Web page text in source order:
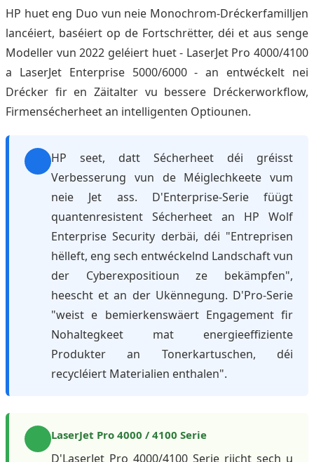
HP huet eng Duo vun neie Monochrom-Dréckerfamilljen
lancéiert, baséiert op de Fortschrëtter, déi et aus senge
Modeller vun 2022 geléiert huet - LaserJet Pro 4000/4100
a LaserJet Enterprise 5000/6000 - an entwéckelt nei
Drécker fir en Zäitalter vu bessere Dréckerworkflow,
Firmensécherheet an intelligenten Optiounen.
HP seet, datt Sécherheet déi gréisst
Verbesserung vun de Méiglechkeete vum
neie Jet ass. D'Enterprise-Serie füügt
quantenresistent Sécherheet an HP Wolf
Enterprise Security derbäi, déi "Entreprisen
hëlleft, eng sech entwéckelnd Landschaft vun
der Cyberexpositioun ze bekämpfen",
heescht et an der Ukënnegung. D'Pro-Serie
"weist e bemierkenswäert Engagement fir
Nohaltegkeet mat energieeffiziente
Produkter an Tonerkartuschen, déi
recycléiert Materialien enthalen".
LaserJet Pro 4000 / 4100 Serie
D'LaserJet Pro 4000/4100 Serie riicht sech u